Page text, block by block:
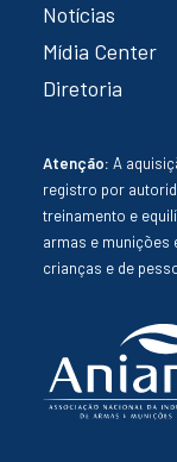
Notícias
Mídia Center
Diretoria
Atenção: A
registro por
treinamento e
armas e munições
crianças e de